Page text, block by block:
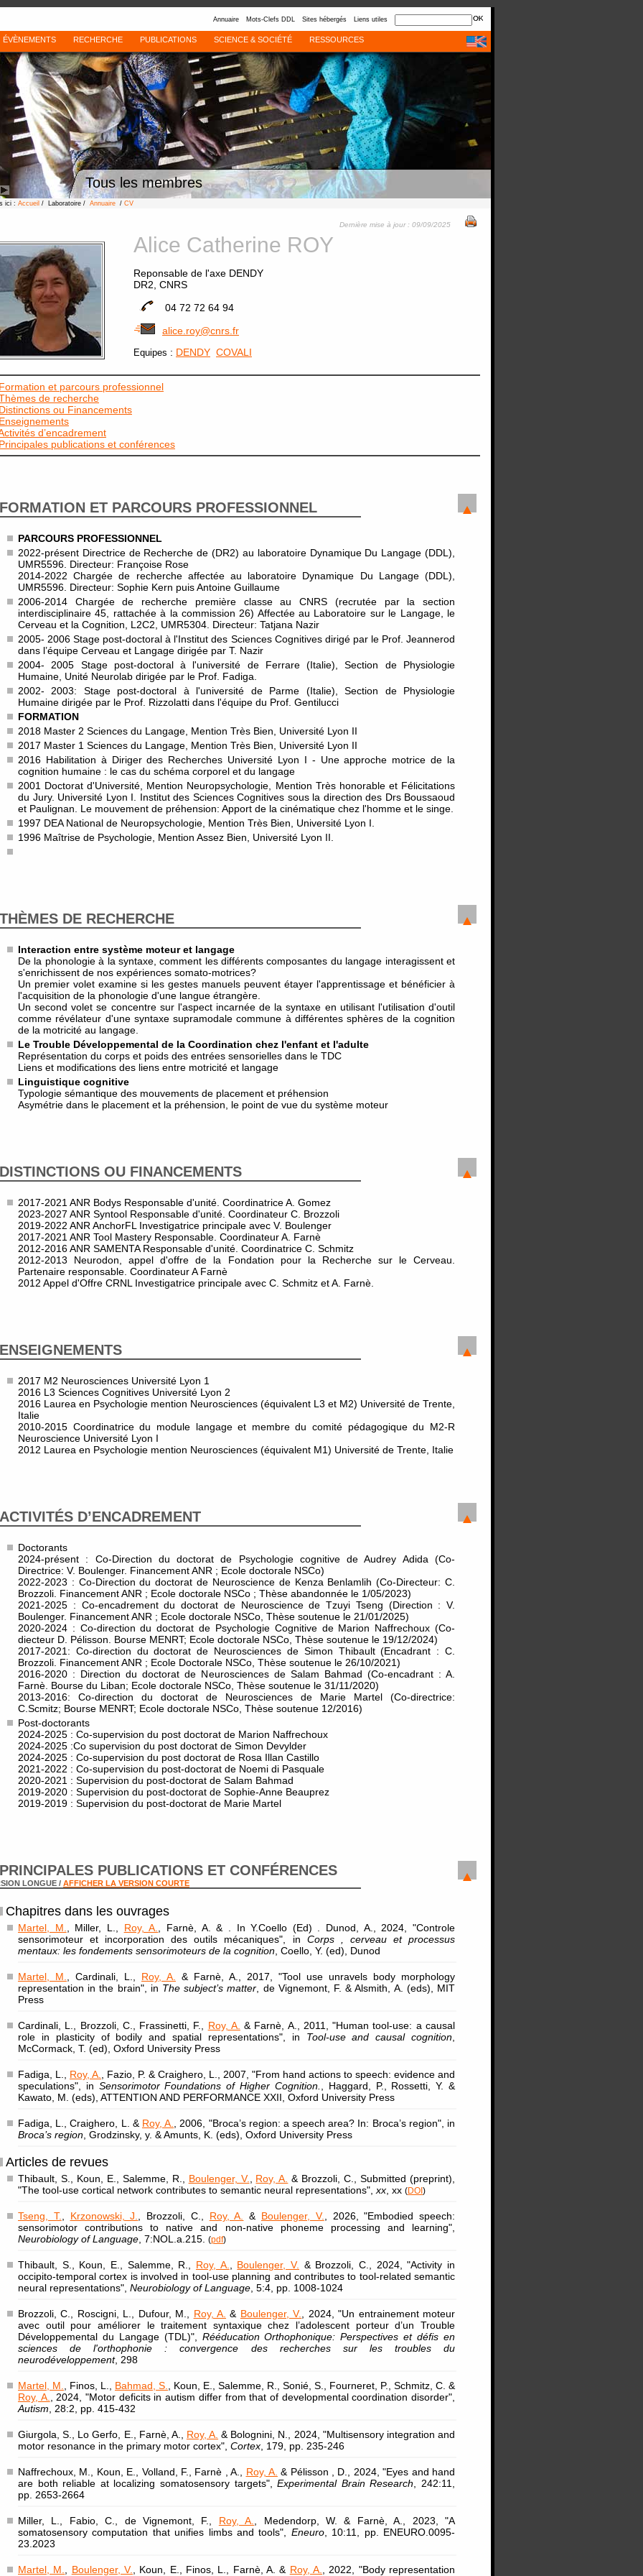
Annuaire Mots-Clefs DDL Sites hébergés Liens utiles
ÉVÈNEMENTS RECHERCHE PUBLICATIONS SCIENCE & SOCIÉTÉ RESSOURCES
Tous les membres
ici : Accueil / Laboratoire / Annuaire / CV
Dernière mise à jour : 09/09/2025
Alice Catherine ROY
Reponsable de l'axe DENDY
DR2, CNRS
04 72 72 64 94
alice.roy@cnrs.fr
Equipes : DENDY COVALI
et parcours professionnel
de recherche
ou Financements
d’encadrement
publications et conférences
FORMATION ET PARCOURS PROFESSIONNEL
PARCOURS PROFESSIONNEL
2022-présent Directrice de Recherche de (DR2) au laboratoire Dynamique Du Langage (DDL),
UMR5596. Directeur: Françoise Rose
2014-2022 Chargée de recherche affectée au laboratoire Dynamique Du Langage (DDL),
UMR5596. Directeur: Sophie Kern puis Antoine Guillaume
2006-2014 Chargée de recherche première classe au CNRS (recrutée par la section
interdisciplinaire 45, rattachée à la commission 26) Affectée au Laboratoire sur le Langage, le
Cerveau et la Cognition, L2C2, UMR5304. Directeur: Tatjana Nazir
2005- 2006 Stage post-doctoral à l'Institut des Sciences Cognitives dirigé par le Prof. Jeannerod
dans l’équipe Cerveau et Langage dirigée par T. Nazir
2004- 2005 Stage post-doctoral à l'université de Ferrare (Italie), Section de Physiologie
Humaine, Unité Neurolab dirigée par le Prof. Fadiga.
2002- 2003: Stage post-doctoral à l'université de Parme (Italie), Section de Physiologie
Humaine dirigée par le Prof. Rizzolatti dans l'équipe du Prof. Gentilucci
FORMATION
2018 Master 2 Sciences du Langage, Mention Très Bien, Université Lyon II
2017 Master 1 Sciences du Langage, Mention Très Bien, Université Lyon II
2016 Habilitation à Diriger des Recherches Université Lyon I - Une approche motrice de la
cognition humaine : le cas du schéma corporel et du langage
2001 Doctorat d'Université, Mention Neuropsychologie, Mention Très honorable et Félicitations
du Jury. Université Lyon I. Institut des Sciences Cognitives sous la direction des Drs Boussaoud
et Paulignan. Le mouvement de préhension: Apport de la cinématique chez l'homme et le singe.
1997 DEA National de Neuropsychologie, Mention Très Bien, Université Lyon I.
1996 Maîtrise de Psychologie, Mention Assez Bien, Université Lyon II.
THÈMES DE RECHERCHE
Interaction entre système moteur et langage
De la phonologie à la syntaxe, comment les différents composantes du langage interagissent et
s'enrichissent de nos expériences somato-motrices?
Un premier volet examine si les gestes manuels peuvent étayer l'apprentissage et bénéficier à
l'acquisition de la phonologie d'une langue étrangère.
Un second volet se concentre sur l'aspect incarnée de la syntaxe en utilisant l'utilisation d'outil
comme révélateur d'une syntaxe supramodale commune à différentes sphères de la cognition
de la motricité au langage.
Le Trouble Développemental de la Coordination chez l'enfant et l'adulte
Représentation du corps et poids des entrées sensorielles dans le TDC
Liens et modifications des liens entre motricité et langage
Linguistique cognitive
Typologie sémantique des mouvements de placement et préhension
Asymétrie dans le placement et la préhension, le point de vue du système moteur
DISTINCTIONS OU FINANCEMENTS
2017-2021 ANR Bodys Responsable d'unité. Coordinatrice A. Gomez
2023-2027 ANR Syntool Responsable d'unité. Coordinateur C. Brozzoli
2019-2022 ANR AnchorFL Investigatrice principale avec V. Boulenger
2017-2021 ANR Tool Mastery Responsable. Coordinateur A. Farnè
2012-2016 ANR SAMENTA Responsable d'unité. Coordinatrice C. Schmitz
2012-2013 Neurodon, appel d'offre de la Fondation pour la Recherche sur le Cerveau.
Partenaire responsable. Coordinateur A Farnè
2012 Appel d'Offre CRNL Investigatrice principale avec C. Schmitz et A. Farnè.
ENSEIGNEMENTS
2017 M2 Neurosciences Université Lyon 1
2016 L3 Sciences Cognitives Université Lyon 2
2016 Laurea en Psychologie mention Neurosciences (équivalent L3 et M2) Université de Trente,
Italie
2010-2015 Coordinatrice du module langage et membre du comité pédagogique du M2-R
Neuroscience Université Lyon I
2012 Laurea en Psychologie mention Neurosciences (équivalent M1) Université de Trente, Italie
ACTIVITÉS D’ENCADREMENT
Doctorants
2024-présent : Co-Direction du doctorat de Psychologie cognitive de Audrey Adida (Co-
Directrice: V. Boulenger. Financement ANR ; Ecole doctorale NSCo)
2022-2023 : Co-Direction du doctorat de Neuroscience de Kenza Benlamlih (Co-Directeur: C.
Brozzoli. Financement ANR ; Ecole doctorale NSCo ; Thèse abandonnée le 1/05/2023)
2021-2025 : Co-encadrement du doctorat de Neuroscience de Tzuyi Tseng (Direction : V.
Boulenger. Financement ANR ; Ecole doctorale NSCo, Thèse soutenue le 21/01/2025)
2020-2024 : Co-direction du doctorat de Psychologie Cognitive de Marion Naffrechoux (Co-
diecteur D. Pélisson. Bourse MENRT; Ecole doctorale NSCo, Thèse soutenue le 19/12/2024)
2017-2021: Co-direction du doctorat de Neurosciences de Simon Thibault (Encadrant : C.
Brozzoli. Financement ANR ; Ecole Doctorale NSCo, Thèse soutenue le 26/10/2021)
2016-2020 : Direction du doctorat de Neurosciences de Salam Bahmad (Co-encadrant : A.
Farnè. Bourse du Liban; Ecole doctorale NSCo, Thèse soutenue le 31/11/2020)
2013-2016: Co-direction du doctorat de Neurosciences de Marie Martel (Co-directrice:
C.Scmitz; Bourse MENRT; Ecole doctorale NSCo, Thèse soutenue 12/2016)
Post-doctorants
2024-2025 : Co-supervision du post doctorat de Marion Naffrechoux
2024-2025 :Co supervision du post doctorat de Simon Devylder
2024-2025 : Co-supervision du post doctorat de Rosa Illan Castillo
2021-2022 : Co-supervision du post-doctorat de Noemi di Pasquale
2020-2021 : Supervision du post-doctorat de Salam Bahmad
2019-2020 : Supervision du post-doctorat de Sophie-Anne Beauprez
2019-2019 : Supervision du post-doctorat de Marie Martel
PRINCIPALES PUBLICATIONS ET CONFÉRENCES
LONGUE / AFFICHER LA VERSION COURTE
Chapitres dans les ouvrages
Martel, M. , Miller, L., Roy, A.
, Farnè, A. & . In Y.Coello (Ed) . Dunod, A., 2024, "Controle
sensorimoteur et incorporation des outils mécaniques", in Corps , cerveau et processus
mentaux: les fondements sensorimoteurs de la cognition , Coello, Y. (ed), Dunod
Martel, M. , Cardinali, L., Roy, A.
& Farnè, A., 2017, "Tool use unravels body morphology
representation in the brain", in The subject’s matter , de Vignemont, F. & Alsmith, A. (eds), MIT
Press
Cardinali, L., Brozzoli, C., Frassinetti, F., Roy, A. & Farnè, A., 2011, "Human tool-use: a causal
role in plasticity of bodily and spatial representations", in Tool-use and causal cognition
McCormack, T. (ed), Oxford University Press
Fadiga, L., Roy, A.
, Fazio, P. & Craighero, L., 2007, "From hand actions to speech: evidence and
speculations", in Sensorimotor Foundations of Higher Cognition.
, Haggard, P., Rossetti, Y. &
Kawato, M. (eds), ATTENTION AND PERFORMANCE XXII, Oxford University Press
Fadiga, L., Craighero, L. & Roy, A.
, 2006, "Broca’s region: a speech area? In: Broca’s region", in
Broca’s region , Grodzinsky, y. & Amunts, K. (eds), Oxford University Press
Articles de revues
Thibault, S., Koun, E., Salemme, R., Boulenger, V. Roy, A. & Brozzoli, C., Submitted (preprint),
"The tool-use cortical network contributes to semantic neural representations", xx , xx (DOI)
Tseng, T. Krzonowski, J. , Brozzoli, C., Roy, A. & Boulenger, V.
, 2026, "Embodied speech:
sensorimotor contributions to native and non-native phoneme processing and learning",
Neurobiology of Language , 7:NOL.a.215. (pdf)
Thibault, S., Koun, E., Salemme, R., Roy, A. Boulenger, V. & Brozzoli, C., 2024, "Activity in
occipito-temporal cortex is involved in tool-use planning and contributes to tool-related semantic
neural representations", Neurobiology of Language , 5:4, pp. 1008-1024
Brozzoli, C., Roscigni, L., Dufour, M., Roy, A. & Boulenger, V.
, 2024, "Un entrainement moteur
avec outil pour améliorer le traitement syntaxique chez l’adolescent porteur d’un Trouble
Développemental du Langage (TDL)", Rééducation Orthophonique: Perspectives et défis en
sciences de l'orthophonie : convergence des recherches sur les troubles du
neurodéveloppement, 298
Martel, M. , Finos, L., Bahmad, S.
, Koun, E., Salemme, R., Sonié, S., Fourneret, P., Schmitz, C. &
Roy, A.
, 2024, "Motor deficits in autism differ from that of developmental coordination disorder",
Autism , 28:2, pp. 415-432
Giurgola, S., Lo Gerfo, E., Farnè, A., Roy, A. & Bolognini, N., 2024, "Multisensory integration and
motor resonance in the primary motor cortex", Cortex , 179, pp. 235-246
Naffrechoux, M., Koun, E., Volland, F., Farnè , A., Roy, A. & Pélisson , D., 2024, "Eyes and hand
are both reliable at localizing somatosensory targets",Experimental Brain Research , 242:11,
pp. 2653-2664
Miller, L., Fabio, C., de Vignemont, F., Roy, A.
, Medendorp, W. & Farnè, A., 2023, "A
somatosensory computation that unifies limbs and tools", Eneuro, 10:11, pp. ENEURO.0095-
23.2023
Martel, M. Boulenger, V. , Koun, E., Finos, L., Farnè, A. & Roy, A.
, 2022, "Body representation